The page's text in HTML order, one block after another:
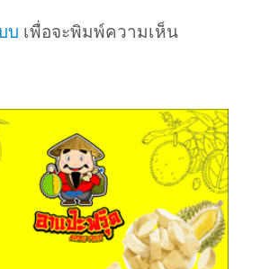
บ เพื่อจะพิมพ์ความเห็น